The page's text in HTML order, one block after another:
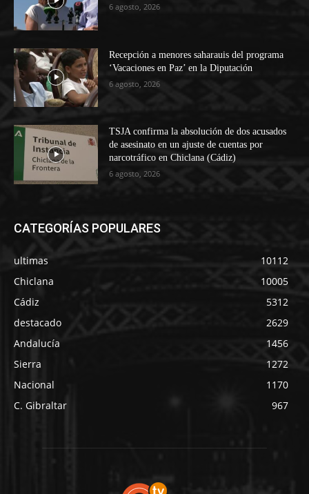
6 agosto, 2026
Recepción a menores saharauis del programa
‘Vacaciones en Paz’ en la Diputación
6 agosto, 2026
TSJA confirma la absolución de dos acusados
de asesinato en un ajuste de cuentas por
narcotráfico en Chiclana (Cádiz)
6 agosto, 2026
CATEGORÍAS POPULARES
ultimas
10112
Chiclana
10005
Cádiz
5312
destacado
2629
Andalucía
1456
Sierra
1272
Nacional
1170
C. Gibraltar
967